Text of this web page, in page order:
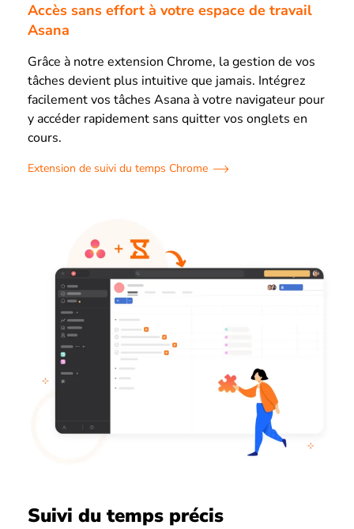
Accès sans effort à votre espace de travail
Asana
Grâce à notre extension Chrome, la gestion de vos
tâches devient plus intuitive que jamais. Intégrez
facilement vos tâches Asana à votre navigateur pour
y accéder rapidement sans quitter vos onglets en
cours.
Extension de suivi du temps Chrome
Suivi du temps précis